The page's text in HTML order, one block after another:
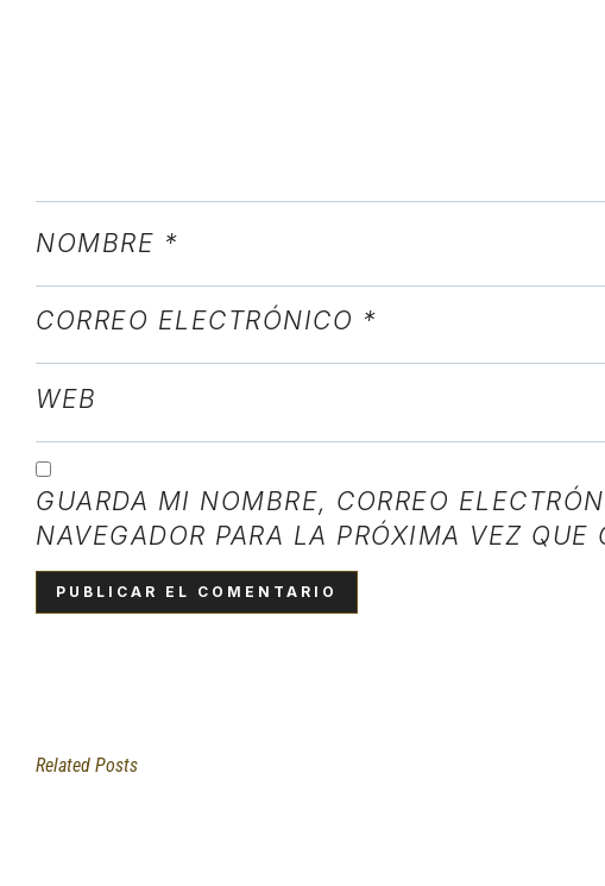
NOMBRE *
CORREO ELECTRÓNICO *
WEB
GUARDA MI NOMBRE, CORREO
NAVEGADOR PARA LA PRÓXIMA VEZ QUE
DAPIBUS
OWNER,
Related Posts